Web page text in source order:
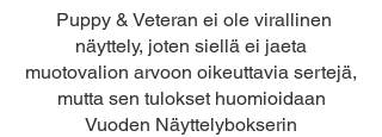
Puppy & Veteran ei ole virallinen
näyttely, joten siellä ei jaeta
muotovalion arvoon oikeuttavia sertejä,
mutta sen tulokset huomioidaan
Vuoden Näyttelybokserin